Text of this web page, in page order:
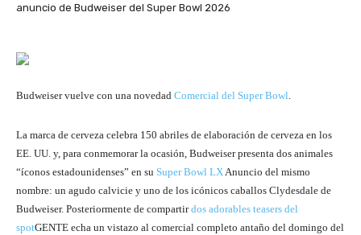
Budweiser vuelve con una novedad Comercial del Super Bowl.
La marca de cerveza celebra 150 abriles de elaboración de cerveza en los
EE. UU. y, para conmemorar la ocasión, Budweiser presenta dos animales
“íconos estadounidenses” en su Super Bowl LXAnuncio del mismo
nombre: un agudo calvicie y uno de los icónicos caballos Clydesdale de
Budweiser. Posteriormente de compartirdos adorables teasers del
spotGENTE echa un vistazo al comercial completo antaño del domingo del